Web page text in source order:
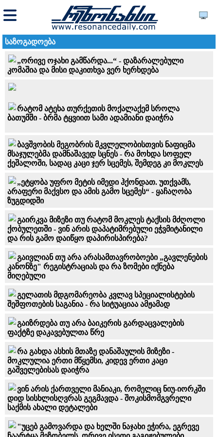
საზოგადოება
„ორივე ოჯახი გამწარდა...“ - დაზარალებული
კომაშია და მისი დაკითხვა ვერ ხერხდება
რატომ ატეხა თურქეთის მოქალაქემ სროლა
ბათუმში - ბრმა ტყვიით სამი ადამიანი დაიჭრა
ბავშვობის მეგობრის მკვლელობისთვის ნაფიცმა
მსაჯულებმა დამნაშავედ სცნეს - რა მოხდა სოფელ
ქეშალოში, სადაც კაცი ჯერ სცემეს, შემდეგ კი მოკლეს
„ეტყობა უფრო მეტის იმედი ჰქონდათ. უთქვამს,
არაფერი მაქვსო და ამის გამო სცემეს“ - ყაჩაღობა
ზუგდიდში
გაირკვა მიზეზი თუ რატომ მოკლეს ტაქსის მძღოლი
ქობულეთში - ვინ არის დაპატიმრებული ეჭვმიტანილი
და რის გამო დაიწყო დაპირისპირება?
გაივლიან თუ არა არასამთავრობოები „გავლენების
კანონზე" რეგისტრაციას და რა ზომები იქნება
მიღებული
გელათის მდგომარეობა კვლავ სპეციალისტების
შეშფოთების საგანია - რა სიტუაციაა ამჟამად
გაიზრდება თუ არა ბაიკერის გარდაცვალების
ფაქტზე დაკავებულთა წრე
რა გახდა ასხის მთაზე დანაშაულის მიზეზი -
მოკლულია ერთი მწყემსი, კიდევ ერთი კაცი
გაშველებისას დაიჭრა
ვინ არის ქართველი მანიაკი, რომელიც ნიუ-იორკში
დიდ სისხლისღვრას გეგმავდა - შოკისმომგვრელი
საქმის ახალი დეტალები
"უცებ გამოვარდა და ხელში ნაჯახი ეჭირა, ეგრევე